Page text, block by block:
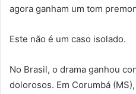
agora ganham um tom
Este não é um caso isolado.
No Brasil, o drama ganhou
dolorosos. Em Corumbá